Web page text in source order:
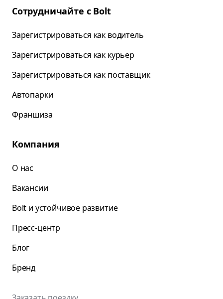
Сотрудничайте с Bolt
Зарегистрироваться как водитель
Зарегистрироваться как курьер
Зарегистрироваться как поставщик
Автопарки
Франшиза
Компания
О нас
Вакансии
Bolt и устойчивое развитие
Пресс-центр
Блог
Бренд